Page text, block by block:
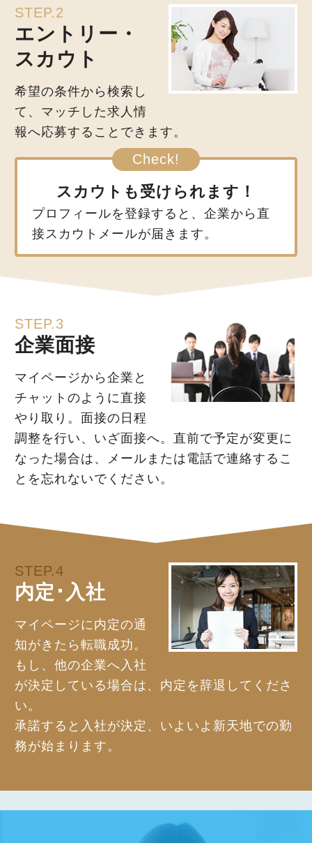
STEP.2
エントリー・
スカウト
希望の条件から検索し
て、マッチした求人情
報へ応募することできます。
スカウトも受けられます！
プロフィールを登録すると、企業から直
接スカウトメールが届きます。
STEP.3
企業面接
マイページから企業と
チャットのように直接
やり取り。面接の日程
調整を行い、いざ面接へ。直前で予定が変更に
なった場合は、メールまたは電話で連絡するこ
とを忘れないでください。
STEP.4
内定･入社
マイページに内定の通
知がきたら転職成功。
もし、他の企業へ入社
が決定している場合は、内定を辞退してくださ
い。
承諾すると入社が決定、いよいよ新天地での勤
務が始まります。